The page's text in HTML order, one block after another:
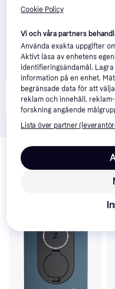
Produkten finns även hos 1
samarbeta med
Relaterade
Vi har plockat fram ett
Cookie Policy
Vi och våra partners
Använda exakta uppgifter
Aktivt läsa av enhetens
identifieringsändamål.
information på en enhet.
begränsade data för att
reklam och innehåll,
forskning angående
Lista över partner